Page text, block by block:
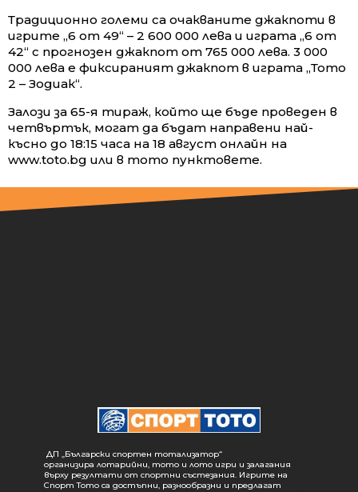
Традиционно големи са очакваните джакпоти в
игрите „6 от 49“ – 2 600 000 лева и играта „6 от
42“ с прогнозен джакпот от 765 000 лева. 3 000
000 лева е фиксираният джакпот в играта „Тото
2 – Зодиак“.
Залози за 65-я тираж, който ще бъде проведен в
четвъртък, могат да бъдат направени най-
късно до 18:15 часа на 18 август онлайн на
www.toto.bg или в тото пунктовете.
ДП „Български спортен тотализатор“
организира лотарийни, тото и лото игри и залагания
върху резултати от спортни състезания. Игрите на
Спорт Тото са достъпни, разнообразни и предлагат